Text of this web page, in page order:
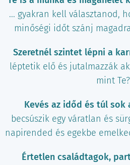
... gyakran kell választanod,
minőségi időt szánj
Szeretnél szintet lépni a
léptetik elő és jutalmazzák
mint Te?
Kevés az időd és túl sok
becsúszik egy váratlan és
napirended és egekbe
Értetlen családtagok,